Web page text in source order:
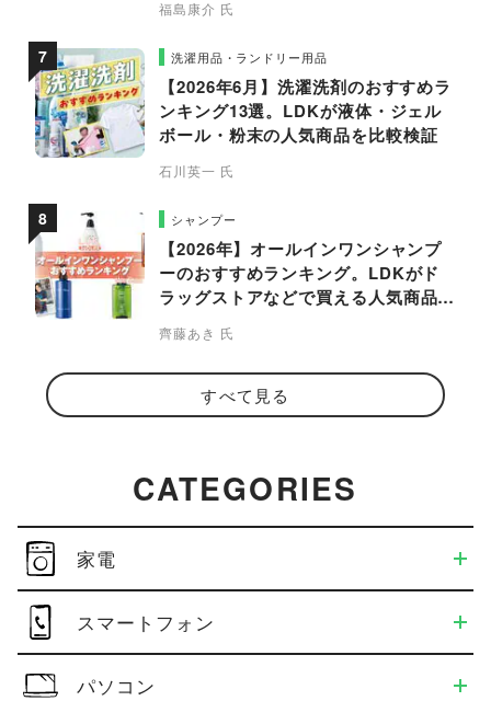
福島康介 氏
洗濯用品・ランドリー用品
【2026年6月】洗濯洗剤のおすすめラ
ンキング13選。LDKが液体・ジェル
ボール・粉末の人気商品を比較検証
石川英一 氏
シャンプー
【2026年】オールインワンシャンプ
ーのおすすめランキング。LDKがド
ラッグストアなどで買える人気商品を
齊藤あき 氏
すべて見る
CATEGORIES
家電
スマートフォン
パソコン